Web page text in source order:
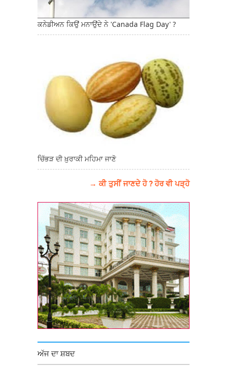
ਕਨੇਡੀਅਨ ਕਿਉਂ ਮਨਾਉਂਦੇ ਨੇ 'Canada Flag Day' ?
ਚਿੱਭੜ ਦੀ ਖ਼ੁਰਾਕੀ ਮਹਿਮਾ ਜਾਣੋ
→ ਕੀ ਤੁਸੀਂ ਜਾਣਦੇ ਹੋ ? ਹੋਰ ਵੀ ਪੜ੍ਹੋ
ਅੱਜ ਦਾ ਸ਼ਬਦ